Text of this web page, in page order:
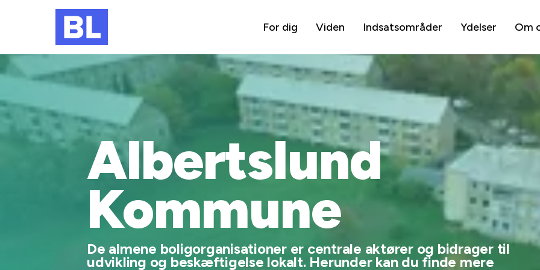
For dig Viden Indsatsområder Ydelser Om
Albertslund
Kommune
De almene boligorganisationer er centrale aktører og bidrager til
udvikling og beskæftigelse lokalt. Herunder kan du finde mere